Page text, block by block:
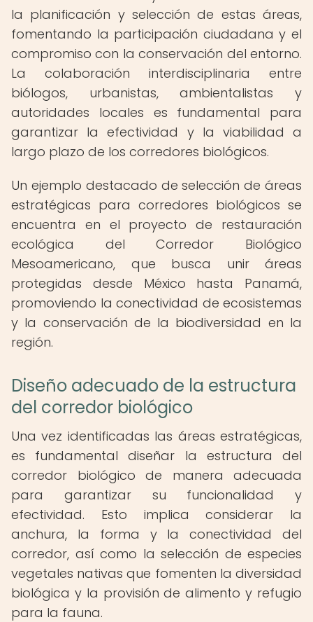
la planificación y selección de estas áreas,
fomentando la participación ciudadana y el
compromiso con la conservación del entorno.
La colaboración interdisciplinaria entre
biólogos, urbanistas, ambientalistas y
autoridades locales es fundamental para
garantizar la efectividad y la viabilidad a
largo plazo de los corredores biológicos.
Un ejemplo destacado de selección de áreas
estratégicas para corredores biológicos se
encuentra en el proyecto de restauración
ecológica del Corredor Biológico
Mesoamericano, que busca unir áreas
protegidas desde México hasta Panamá,
promoviendo la conectividad de ecosistemas
y la conservación de la biodiversidad en la
región.
Diseño adecuado de la estructura
del corredor biológico
Una vez identificadas las áreas estratégicas,
es fundamental diseñar la estructura del
corredor biológico de manera adecuada
para garantizar su funcionalidad y
efectividad. Esto implica considerar la
anchura, la forma y la conectividad del
corredor, así como la selección de especies
vegetales nativas que fomenten la diversidad
biológica y la provisión de alimento y refugio
para la fauna.